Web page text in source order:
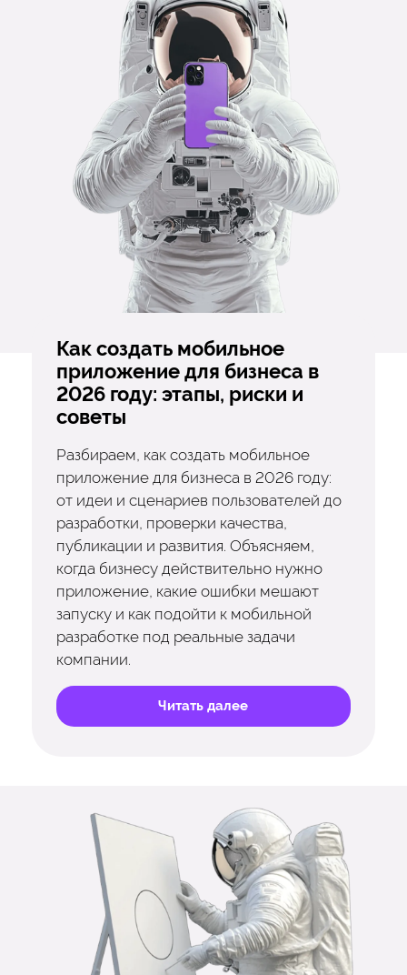
Как создать мобильное
приложение для бизнеса в
2026 году: этапы, риски и
советы
Разбираем, как создать мобильное
приложение для бизнеса в 2026 году:
от идеи и сценариев пользователей до
разработки, проверки качества,
публикации и развития. Объясняем,
когда бизнесу действительно нужно
приложение, какие ошибки мешают
запуску и как подойти к мобильной
разработке под реальные задачи
компании.
Читать далее